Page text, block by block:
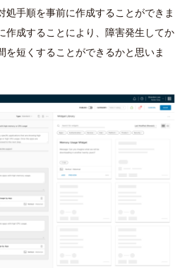
処手順を事前に作成することができま
作成することにより、障害発生してか
を短くすることができるかと思いま